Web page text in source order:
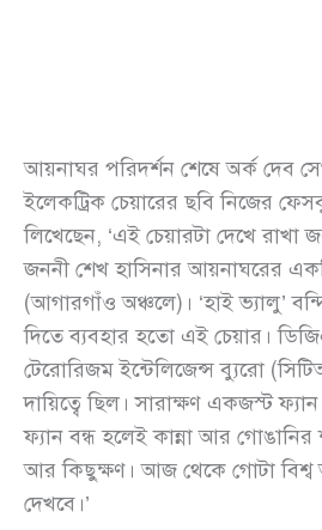
আয়নাঘর পরিদর্শন শেষে অর্ক দেব
ইলেকট্রিক চেয়ারের ছবি নিজের
লিখেছেন, ‘এই চেয়ারটা দেখে রাখা
জননী শেখ হাসিনার আয়নাঘরের
(আগারগাঁও অঞ্চলে)। ‘হাই ভ্যালু’
দিতে ব্যবহার হতো এই চেয়ার।
টেরোরিজম ইন্টেলিজেন্স ব্যুরো
দায়িত্বে ছিল। সারাক্ষণ একজস্ট
ফ্যান বন্ধ হলেই কান্না আর
আর কিছুক্ষণ। আজ থেকে গোটা
দেখবে।’